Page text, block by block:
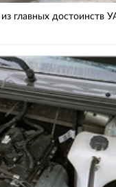
главных достоинств